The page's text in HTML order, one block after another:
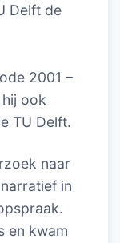
Delft de
2001 –
hij ook
TU Delft.
naar
in
en kwam